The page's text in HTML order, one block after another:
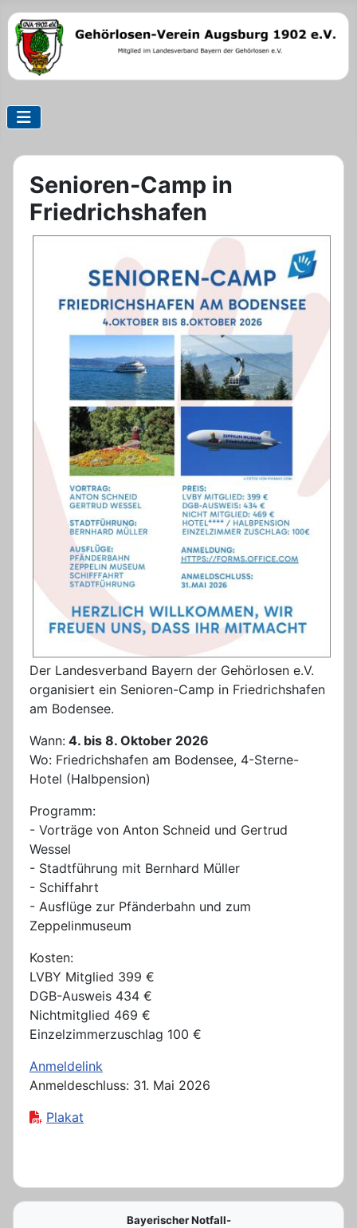
Senioren-Camp in
Friedrichshafen
Der Landesverband Bayern der Gehörlosen e.V.
organisiert ein Senioren-Camp in Friedrichshafen
am Bodensee.
Wann: 4. bis 8. Oktober 2026
Wo: Friedrichshafen am Bodensee, 4-Sterne-
Hotel (Halbpension)
Programm:
- Vorträge von Anton Schneid und Gertrud
Wessel
- Stadtführung mit Bernhard Müller
- Schiffahrt
- Ausflüge zur Pfänderbahn und zum
Zeppelinmuseum
Kosten:
LVBY Mitglied 399 €
DGB-Ausweis 434 €
Nichtmitglied 469 €
Einzelzimmerzuschlag 100 €
Anmeldelink
Anmeldeschluss: 31. Mai 2026
Plakat
Bayerischer Notfall-